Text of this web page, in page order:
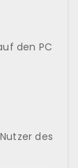
den PC
des